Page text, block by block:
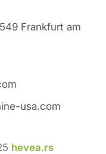
Frankfurt am
usa.com
hevea.rs